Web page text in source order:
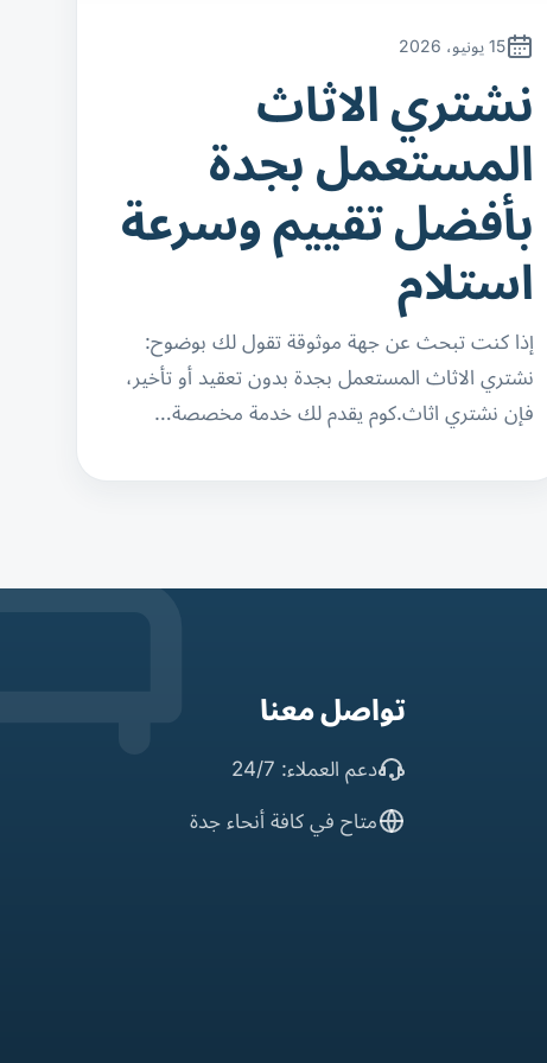
15 يونيو، 2026
نشتري الاثاث
المستعمل بجدة
بأفضل تقييم وسرعة
استلام
إذا كنت تبحث عن جهة موثوقة تقول لك بوضوح:
نشتري الاثاث المستعمل بجدة بدون تعقيد أو تأخير،
فإن نشتري اثاث.كوم يقدم لك خدمة مخصصة…
تواصل معنا
دعم العملاء: 24/7
متاح في كافة أنحاء جدة